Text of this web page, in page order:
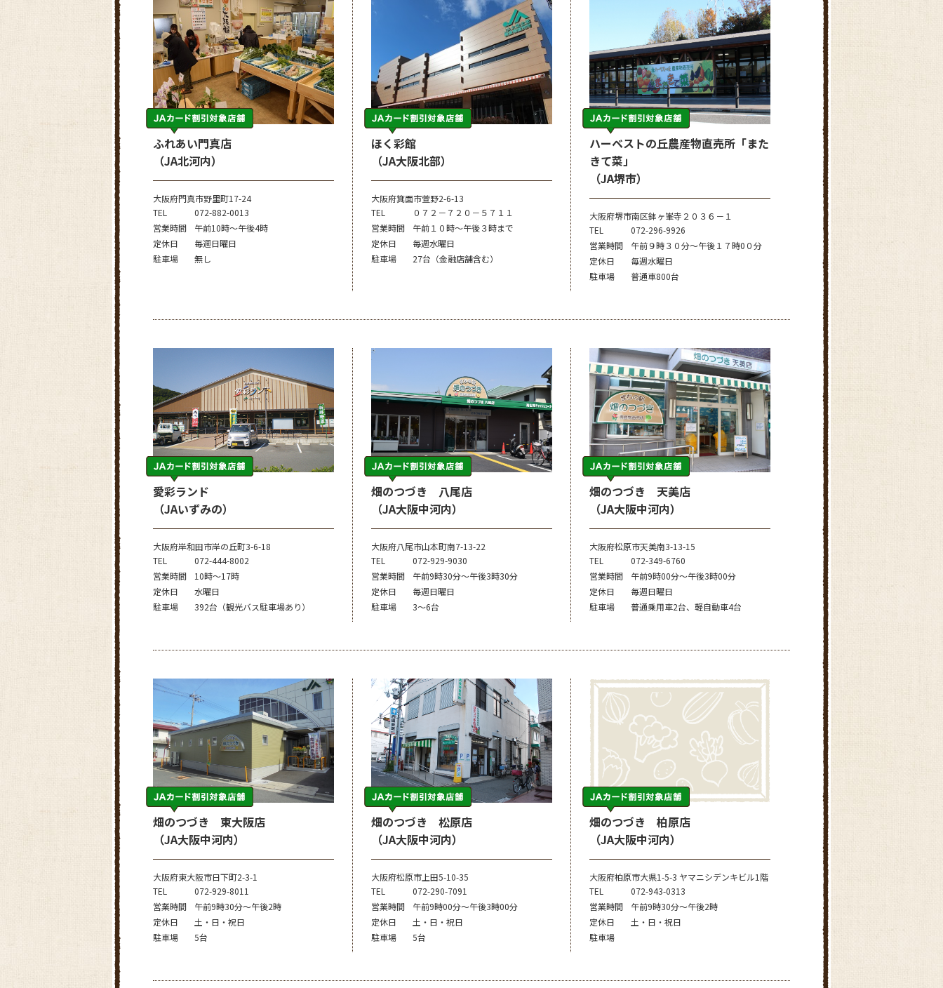
ふれあい門真店
（JA北河内）
大阪府門真市野里町17-24
TEL
072-882-0013
営業時間
午前10時～午後4時
定休日
毎週日曜日
駐車場
無し
ほく彩館
（JA大阪北部）
大阪府箕面市萱野2-6-13
TEL
０７２－７２０－５７１１
営業時間
午前１０時～午後３時まで
定休日
毎週水曜日
駐車場
27台（金融店舗含む）
ハーベストの丘農産物直売所「また
きて菜」
（JA堺市）
大阪府堺市南区鉢ヶ峯寺２０３６－１
TEL
072-296-9926
営業時間
午前９時３０分～午後１７時0０分
定休日
毎週水曜日
駐車場
普通車800台
愛彩ランド
（JAいずみの）
大阪府岸和田市岸の丘町3-6-18
TEL
072-444-8002
営業時間
10時～17時
定休日
水曜日
駐車場
392台（観光バス駐車場あり）
畑のつづき 八尾店
（JA大阪中河内）
大阪府八尾市山本町南7-13-22
TEL
072-929-9030
営業時間
午前9時30分～午後3時30分
定休日
毎週日曜日
駐車場
3～6台
畑のつづき 天美店
（JA大阪中河内）
大阪府松原市天美南3-13-15
TEL
072-349-6760
営業時間
午前9時00分～午後3時00分
定休日
毎週日曜日
駐車場
普通乗用車2台、軽自動車4台
畑のつづき 東大阪店
（JA大阪中河内）
大阪府東大阪市日下町2-3-1
TEL
072-929-8011
営業時間
午前9時30分～午後2時
定休日
土・日・祝日
駐車場
5台
畑のつづき 松原店
（JA大阪中河内）
大阪府松原市上田5-10-35
TEL
072-290-7091
営業時間
午前9時00分～午後3時00分
定休日
土・日・祝日
駐車場
5台
畑のつづき 柏原店
（JA大阪中河内）
大阪府柏原市大県1-5-3 ヤマニシデンキビル1階
TEL
072-943-0313
営業時間
午前9時30分～午後2時
定休日
土・日・祝日
駐車場